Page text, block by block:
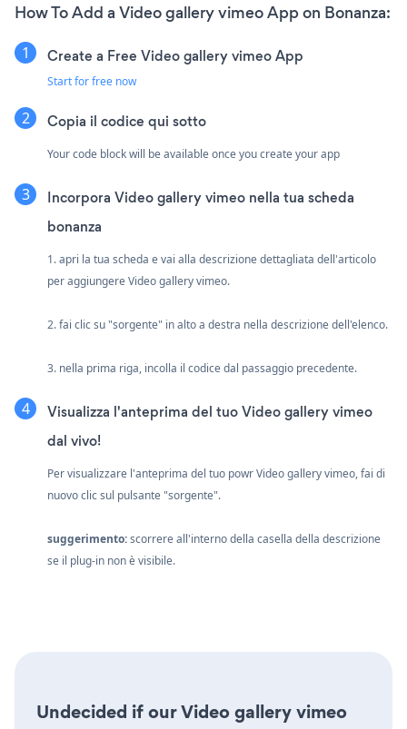
How To Add a Video gallery vimeo App on Bonanza:
Create a Free Video gallery vimeo App
Start for free now
Copia il codice qui sotto
Your code block will be available once you create your app
Incorpora Video gallery vimeo nella tua scheda
bonanza
1. apri la tua scheda e vai alla descrizione dettagliata dell'articolo
per aggiungere Video gallery vimeo.
2. fai clic su "sorgente" in alto a destra nella descrizione dell'elenco.
3. nella prima riga, incolla il codice dal passaggio precedente.
Visualizza l'anteprima del tuo Video gallery vimeo
dal vivo!
Per visualizzare l'anteprima del tuo powr Video gallery vimeo, fai di
nuovo clic sul pulsante "sorgente".
suggerimento:scorrere all'interno della casella della descrizione
se il plug-in non è visibile.
Undecided if our Video gallery vimeo